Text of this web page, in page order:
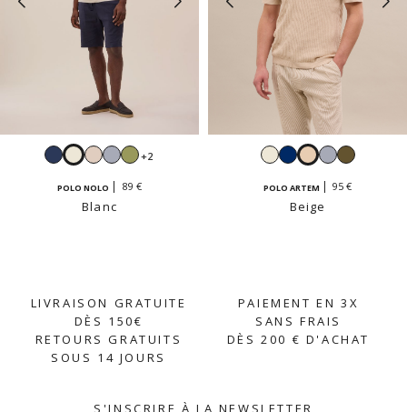
NavyBlancBeigeCielSauge
+2
POLO NOLO 89 €
Blanc
BlancNavyBeigeCielKaki
POLO ARTEM 95 €
Beige
LIVRAISON GRATUITE
DÈS 150€
RETOURS GRATUITS
SOUS 14 JOURS
PAIEMENT EN 3X
SANS FRAIS
DÈS 200 € D'ACHAT
S'INSCRIRE À LA NEWSLETTER